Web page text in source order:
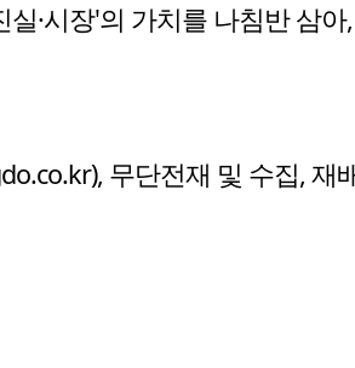
실·시장'의 가치를 나침반 삼
무단전재 및 수집, 재